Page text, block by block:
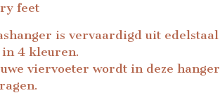
feet
is vervaardigd uit edelstaal
4 kleuren.
viervoeter wordt in deze hanger